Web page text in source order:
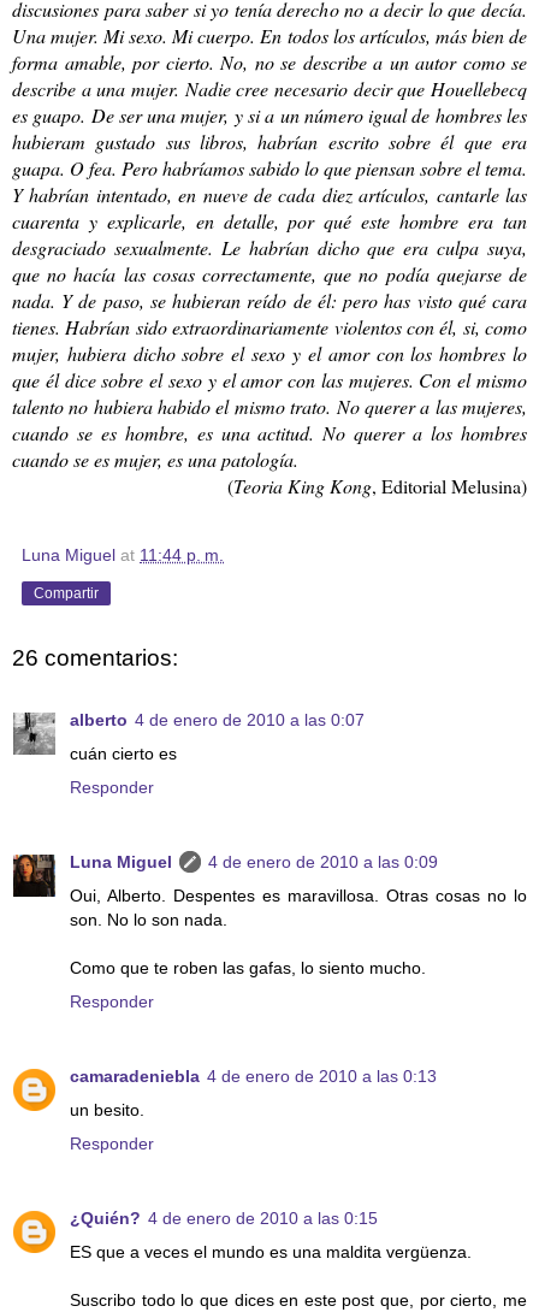
discusiones para saber si yo tenía derecho no a decir lo que decía.
Una mujer. Mi sexo. Mi cuerpo. En todos los artículos, más bien de
forma amable, por cierto. No, no se describe a un autor como se
describe a una mujer. Nadie cree necesario decir que Houellebecq
es guapo. De ser una mujer, y si a un número igual de hombres les
hubieram gustado sus libros, habrían escrito sobre él que era
guapa. O fea. Pero habríamos sabido lo que piensan sobre el tema.
Y habrían intentado, en nueve de cada diez artículos, cantarle las
cuarenta y explicarle, en detalle, por qué este hombre era tan
desgraciado sexualmente. Le habrían dicho que era culpa suya,
que no hacía las cosas correctamente, que no podía quejarse de
nada. Y de paso, se hubieran reído de él: pero has visto qué cara
tienes. Habrían sido extraordinariamente violentos con él, si, como
mujer, hubiera dicho sobre el sexo y el amor con los hombres lo
que él dice sobre el sexo y el amor con las mujeres. Con el mismo
talento no hubiera habido el mismo trato. No querer a las mujeres,
cuando se es hombre, es una actitud. No querer a los hombres
cuando se es mujer, es una patología.
(Teoria King Kong, Editorial Melusina)
Luna Miguel at 11:44 p. m.
Compartir
26 comentarios:
alberto 4 de enero de 2010 a las 0:07
cuán cierto es
Responder
Luna Miguel
4 de enero de 2010 a las 0:09
Oui, Alberto. Despentes es maravillosa. Otras cosas no lo
son. No lo son nada.
Como que te roben las gafas, lo siento mucho.
Responder
camaradeniebla 4 de enero de 2010 a las 0:13
un besito.
Responder
¿Quién? 4 de enero de 2010 a las 0:15
ES que a veces el mundo es una maldita vergüenza.
Suscribo todo lo que dices en este post que, por cierto, me